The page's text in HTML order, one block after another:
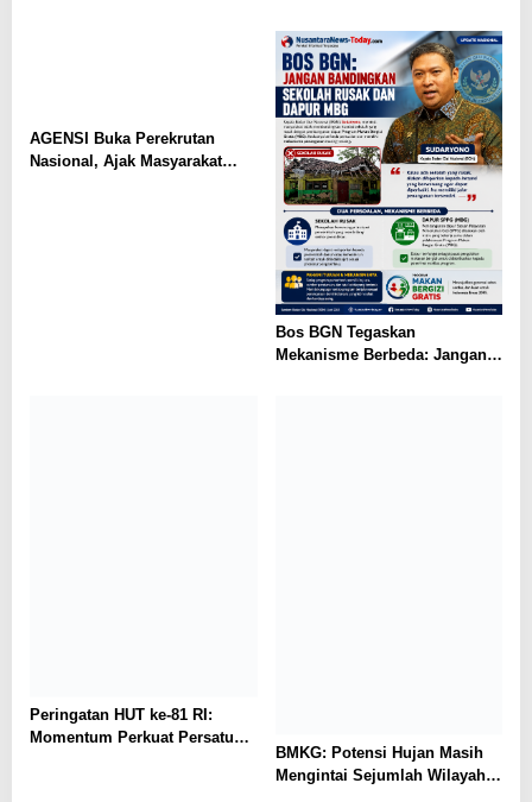
AGENSI Buka Perekrutan
Nasional, Ajak Masyarakat
Bos BGN Tegaskan
Mekanisme Berbeda: Jangan
Peringatan HUT ke-81 RI:
Momentum Perkuat Persatuan
BMKG: Potensi Hujan Masih
Mengintai Sejumlah Wilayah